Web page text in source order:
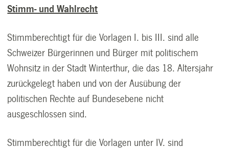
Stimm- und Wahlrecht
Stimmberechtigt für die Vorlagen I. bis III. sind alle
Schweizer Bürgerinnen und Bürger mit politischem
Wohnsitz in der Stadt Winterthur, die das 18. Altersjahr
zurückgelegt haben und von der Ausübung der
politischen Rechte auf Bundesebene nicht
ausgeschlossen sind.
Stimmberechtigt für die Vorlagen unter IV. sind